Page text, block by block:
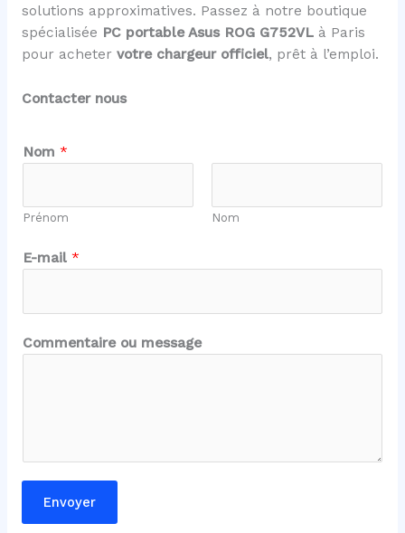
solutions approximatives. Passez à notre boutique
spécialisée PC portable Asus ROG G752VLà Paris
pour acheter votre chargeur officiel, prêt à l’emploi.
Contacter nous
*
N
m
e
s
a
g
e
Nom *
Prénom Nom
E-mail *
Commentaire ou message
Envoyer